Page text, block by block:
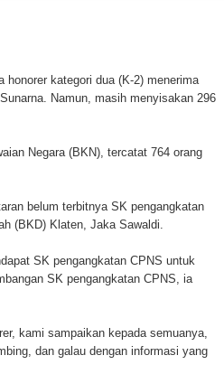
honorer kategori dua (K-2) menerima
Namun, masih menyisakan 296
Negara (BKN), tercatat 764 orang
belum terbitnya SK pengangkatan
(BKD) Klaten, Jaka Sawaldi.
SK pengangkatan CPNS untuk
SK pengangkatan CPNS, ia
kami sampaikan kepada semuanya,
dan galau dengan informasi yang